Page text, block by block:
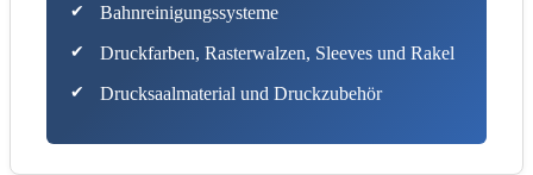
Bahnreinigungssysteme
Druckfarben, Rasterwalzen, Sleeves und Rakel
Drucksaalmaterial und Druckzubehör